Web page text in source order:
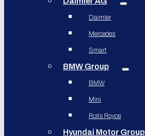
Daimler
Mercedes
Smart
BMW Group
BMW
Mini
Rolls Royce
Hyundai Motor Group